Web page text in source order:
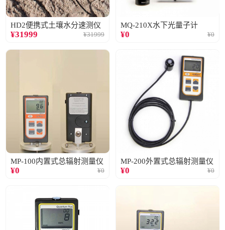
HD2便携式土壤水分速测仪
¥31999 ¥31999
MQ-210X水下光量子计
¥0 ¥0
MP-100内置式总辐射测量仪
¥0 ¥0
MP-200外置式总辐射测量仪
¥0 ¥0